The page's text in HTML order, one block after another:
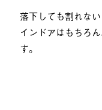
落下しても割れない
インドアはもちろ
す。